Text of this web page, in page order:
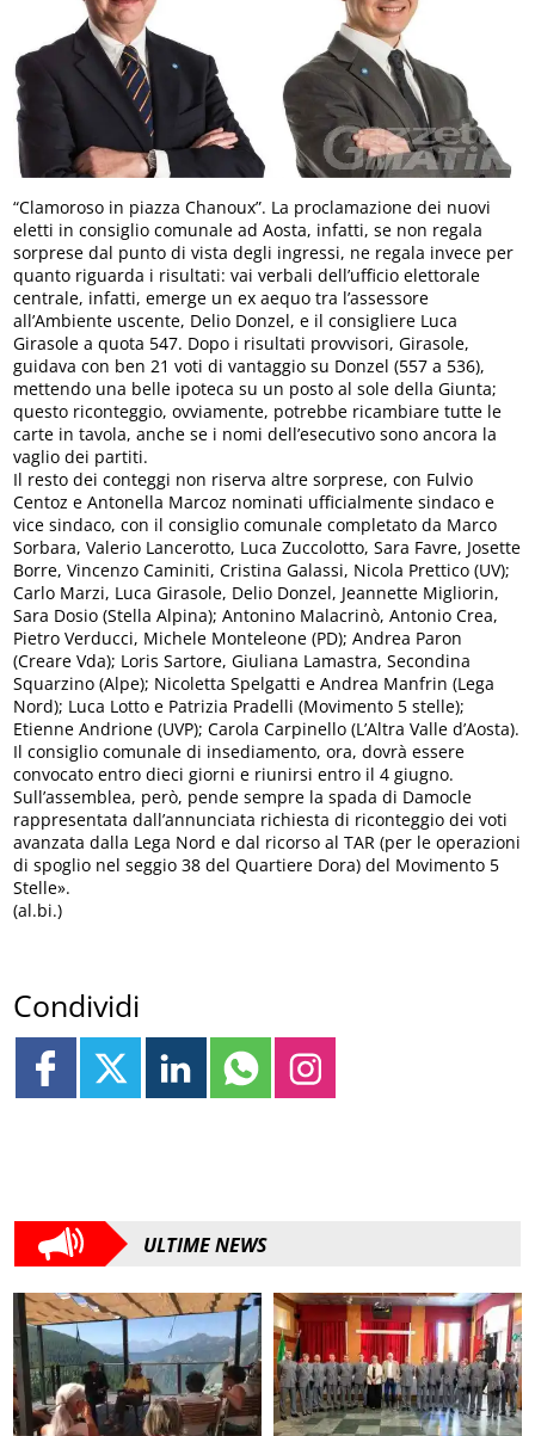
“Clamoroso in piazza Chanoux”. La proclamazione dei nuovi
eletti in consiglio comunale ad Aosta, infatti, se non regala
sorprese dal punto di vista degli ingressi, ne regala invece per
quanto riguarda i risultati: vai verbali dell’ufficio elettorale
centrale, infatti, emerge un ex aequo tra l’assessore
all’Ambiente uscente, Delio Donzel, e il consigliere Luca
Girasole a quota 547. Dopo i risultati provvisori, Girasole,
guidava con ben 21 voti di vantaggio su Donzel (557 a 536),
mettendo una belle ipoteca su un posto al sole della Giunta;
questo riconteggio, ovviamente, potrebbe ricambiare tutte le
carte in tavola, anche se i nomi dell’esecutivo sono ancora la
vaglio dei partiti.
Il resto dei conteggi non riserva altre sorprese, con Fulvio
Centoz e Antonella Marcoz nominati ufficialmente sindaco e
vice sindaco, con il consiglio comunale completato da Marco
Sorbara, Valerio Lancerotto, Luca Zuccolotto, Sara Favre, Josette
Borre, Vincenzo Caminiti, Cristina Galassi, Nicola Prettico (UV);
Carlo Marzi, Luca Girasole, Delio Donzel, Jeannette Migliorin,
Sara Dosio (Stella Alpina); Antonino Malacrinò, Antonio Crea,
Pietro Verducci, Michele Monteleone (PD); Andrea Paron
(Creare Vda); Loris Sartore, Giuliana Lamastra, Secondina
Squarzino (Alpe); Nicoletta Spelgatti e Andrea Manfrin (Lega
Nord); Luca Lotto e Patrizia Pradelli (Movimento 5 stelle);
Etienne Andrione (UVP); Carola Carpinello (L’Altra Valle d’Aosta).
Il consiglio comunale di insediamento, ora, dovrà essere
convocato entro dieci giorni e riunirsi entro il 4 giugno.
Sull’assemblea, però, pende sempre la spada di Damocle
rappresentata dall’annunciata richiesta di riconteggio dei voti
avanzata dalla Lega Nord e dal ricorso al TAR (per le operazioni
di spoglio nel seggio 38 del Quartiere Dora) del Movimento 5
Stelle».
(al.bi.)
Condividi
ULTIME NEWS